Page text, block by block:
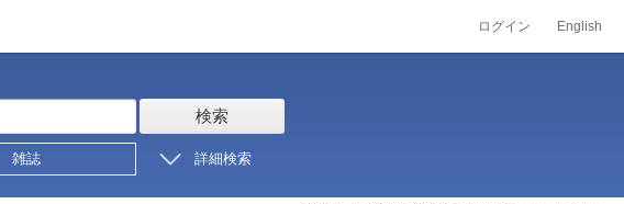
ログイン English
検索
雑誌 詳細検索